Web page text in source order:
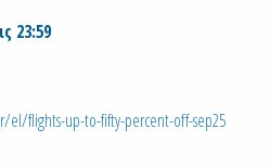
23:59
el/flights-up-to-fifty-percent-off-sep25